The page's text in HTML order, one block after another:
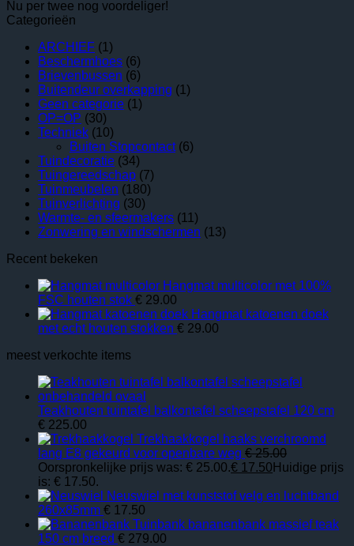
Nu per twee nog voordeliger!
Categorieën
ARCHIEF (1)
Beschermhoes (6)
Brievenbussen (6)
Buitendeur overkapping (1)
Geen categorie (1)
OP=OP (30)
Techniek (10)
Buiten Stopcontact (6)
Tuindecoratie (34)
Tuingereedschap (7)
Tuinmeubelen (180)
Tuinverlichting (30)
Warmte- en sfeermakers (11)
Zonwering en windschermen (13)
Recent bekeken
Hangmat multicolor met 100%
FSC houten stok € 29.00
Hangmat katoenen doek
met echt houten stokken € 29.00
meest verkochte items
Teakhouten tuintafel balkontafel scheepstafel 120 cm
€ 225.00
Trekhaakkogel haaks verchroomd
lang E8 gekeurd voor openbare weg €25.00
Oorspronkelijke prijs was: € 25.00.€ 17.50 Huidige prijs
is: € 17.50.
Neuswiel met kunststof velg en luchtband
260x85mm € 17.50
Tuinbank bananenbank massief teak
150 cm breed € 279.00